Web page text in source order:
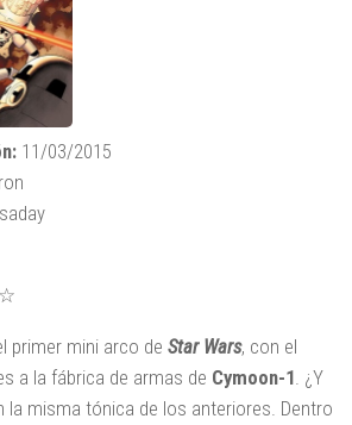
11/03/2015
primer mini arco de Star Wars, con el
a la fábrica de armas de Cymoon-1 . ¿Y
la misma tónica de los anteriores. Dentro